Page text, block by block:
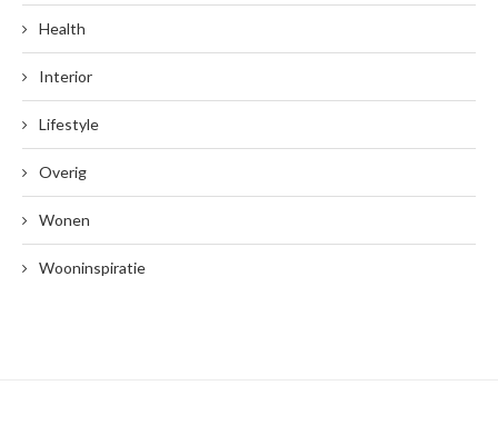
Health
Interior
Lifestyle
Overig
Wonen
Wooninspiratie